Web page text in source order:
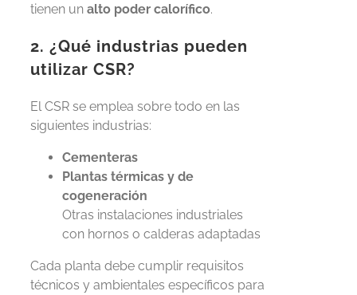
tienen un alto poder calorífico.
2. ¿Qué industrias pueden
utilizar CSR?
El CSR se emplea sobre todo en las
siguientes industrias:
Cementeras
Plantas térmicas y de
cogeneración
Otras instalaciones industriales
con hornos o calderas adaptadas
Cada planta debe cumplir requisitos
técnicos y ambientales específicos para